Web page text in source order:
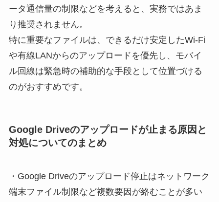
ータ通信量の制限などを考えると、実務ではあま
り推奨されません。
特に重要なファイルは、できるだけ安定したWi-Fi
や有線LANからのアップロードを優先し、モバイ
ル回線は緊急時の補助的な手段として位置づける
のがおすすめです。
Google Driveのアップロードが止まる原因と
対処についてのまとめ
・Google Driveのアップロード停止はネットワーク
端末ファイル制限など複数要因が絡むことが多い